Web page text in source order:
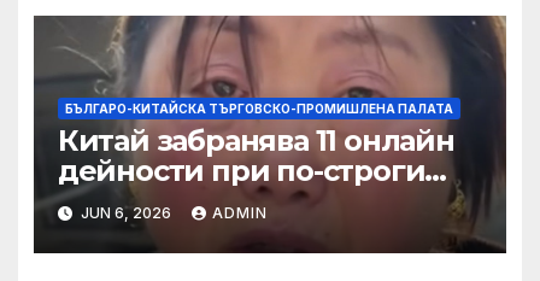
БЪЛГАРО-КИТАЙСКА ТЪРГОВСКО-ПРОМИШЛЕНА ПАЛАТА
Китай забранява 11 онлайн
дейности при по-строги
правила за ограничаване на
слуховете и
кибернасилниците
JUN 6, 2026 ADMIN